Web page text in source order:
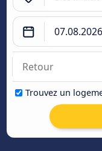
Trouvez un